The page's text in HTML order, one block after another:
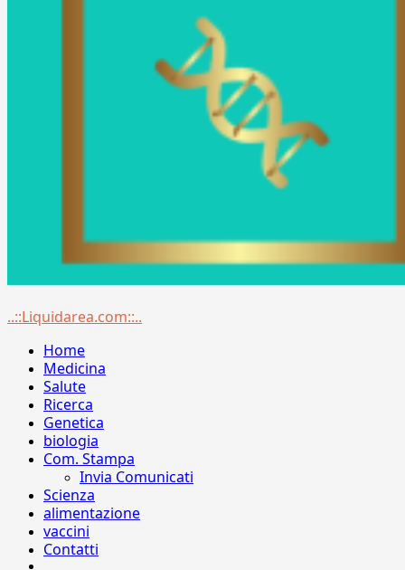
Menu
..::Liquidarea.com::..
Home
Medicina
Salute
Ricerca
Genetica
biologia
Com. Stampa
Invia Comunicati
Scienza
alimentazione
vaccini
Contatti